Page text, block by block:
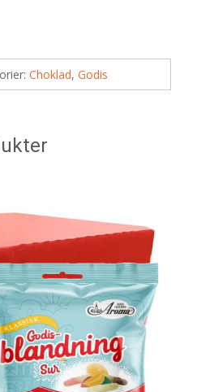
Choklad, Godis